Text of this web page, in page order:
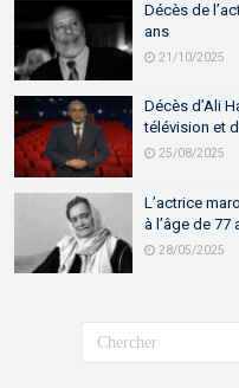
Décès de
ans
21/10/2025
Décès d’Ali
télévision et
25/08/2025
L’actrice
à l’âge de 77
28/05/2025